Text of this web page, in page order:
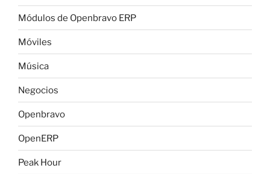
Módulos de Openbravo ERP
Móviles
Música
Negocios
Openbravo
OpenERP
Peak Hour